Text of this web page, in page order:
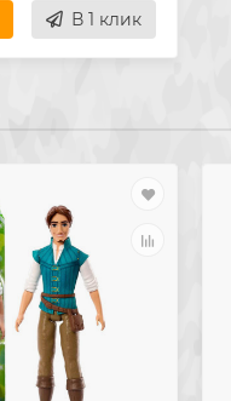
В 1 клик